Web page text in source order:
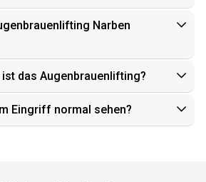
Narben
das Augenbrauenlifting?
Eingriff normal sehen?